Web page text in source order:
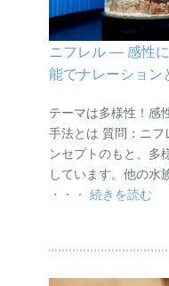
ニフレル ― 感性
能でナレーショ
テーマは多様性！感
手法とは 質問：ニフ
ンセプトのもと、多
しています。他の水
・・・ 続きを読む